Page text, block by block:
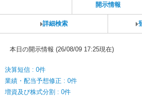
開示情報
詳細検索
本日の開示情報 (26/08/09 17:25現在)
決算短信 : 0件
業績・配当予想修正 : 0件
増資及び株式分割 : 0件